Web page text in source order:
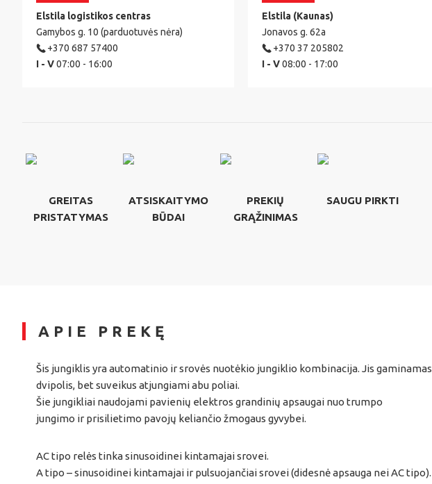
Elstila logistikos centras
Gamybos g. 10 (parduotuvės nėra)
+370 687 57400
I - V07:00 - 16:00
Elstila (Kaunas)
Jonavos g. 62a
+370 37 205802
I - V08:00 - 17:00
GREITAS
PRISTATYMAS
ATSISKAITYMO
BŪDAI
PREKIŲ
GRĄŽINIMAS
SAUGU PIRKTI
APIE PREKĘ
Šis jungiklis yra automatinio ir srovės nuotėkio jungiklio kombinacija. Jis gaminamas
dvipolis, bet suveikus atjungiami abu poliai.
Šie jungikliai naudojami pavienių elektros grandinių apsaugai nuo trumpo
jungimo ir prisilietimo pavojų keliančio žmogaus gyvybei.
AC tipo relės tinka sinusoidinei kintamajai srovei.
A tipo – sinusoidinei kintamajai ir pulsuojančiai srovei (didesnė apsauga nei AC tipo).